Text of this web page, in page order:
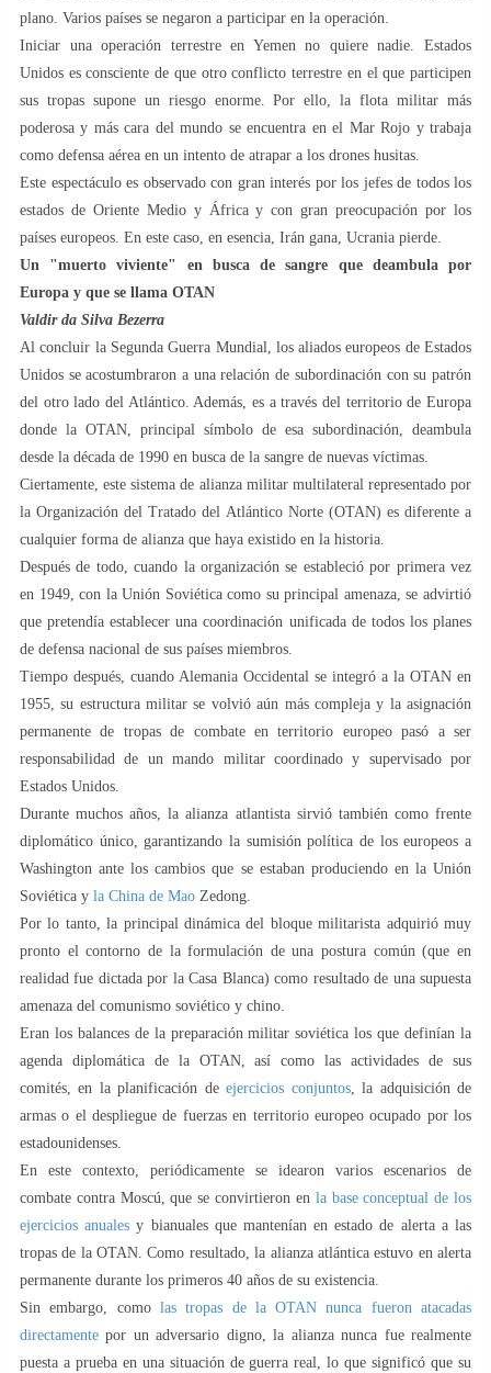
plano. Varios países se negaron a participar en la operación.
Iniciar una operación terrestre en Yemen no quiere nadie. Estados
Unidos es consciente de que otro conflicto terrestre en el que participen
sus tropas supone un riesgo enorme. Por ello, la flota militar más
poderosa y más cara del mundo se encuentra en el Mar Rojo y trabaja
como defensa aérea en un intento de atrapar a los drones husitas.
Este espectáculo es observado con gran interés por los jefes de todos los
estados de Oriente Medio y África y con gran preocupación por los
países europeos. En este caso, en esencia, Irán gana, Ucrania pierde.
Un "muerto viviente" en busca de sangre que deambula por
Europa y que se llama OTAN
Valdir da Silva Bezerra
Al concluir la Segunda Guerra Mundial, los aliados europeos de Estados
Unidos se acostumbraron a una relación de subordinación con su patrón
del otro lado del Atlántico. Además, es a través del territorio de Europa
donde la OTAN, principal símbolo de esa subordinación, deambula
desde la década de 1990 en busca de la sangre de nuevas víctimas.
Ciertamente, este sistema de alianza militar multilateral representado por
la Organización del Tratado del Atlántico Norte (OTAN) es diferente a
cualquier forma de alianza que haya existido en la historia.
Después de todo, cuando la organización se estableció por primera vez
en 1949, con la Unión Soviética como su principal amenaza, se advirtió
que pretendía establecer una coordinación unificada de todos los planes
de defensa nacional de sus países miembros.
Tiempo después, cuando Alemania Occidental se integró a la OTAN en
1955, su estructura militar se volvió aún más compleja y la asignación
permanente de tropas de combate en territorio europeo pasó a ser
responsabilidad de un mando militar coordinado y supervisado por
Estados Unidos.
Durante muchos años, la alianza atlantista sirvió también como frente
diplomático único, garantizando la sumisión política de los europeos a
Washington ante los cambios que se estaban produciendo en la Unión
Soviética y la China de Mao Zedong.
Por lo tanto, la principal dinámica del bloque militarista adquirió muy
pronto el contorno de la formulación de una postura común (que en
realidad fue dictada por la Casa Blanca) como resultado de una supuesta
amenaza del comunismo soviético y chino.
Eran los balances de la preparación militar soviética los que definían la
agenda diplomática de la OTAN, así como las actividades de sus
comités, en la planificación deejercicios conjuntos, la adquisición de
armas o el despliegue de fuerzas en territorio europeo ocupado por los
estadounidenses.
En este contexto, periódicamente se idearon varios escenarios de
combate contra Moscú, que se convirtieron en la base conceptual de los
ejercicios anuales y bianuales que mantenían en estado de alerta a las
tropas de la OTAN. Como resultado, la alianza atlántica estuvo en alerta
permanente durante los primeros 40 años de su existencia.
Sin embargo, como las tropas de la OTAN nunca fueron atacadas
directamente por un adversario digno, la alianza nunca fue realmente
puesta a prueba en una situación de guerra real, lo que significó que su